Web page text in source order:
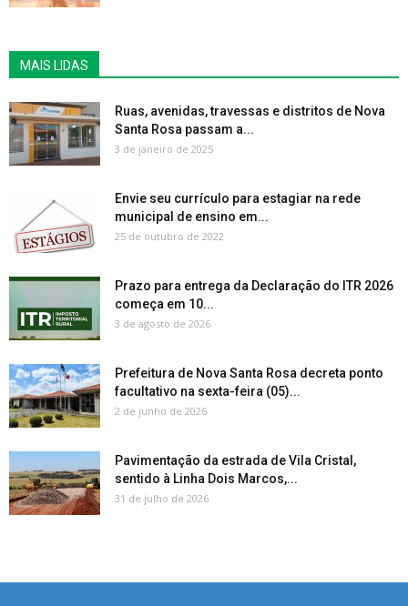
MAIS LIDAS
Ruas, avenidas, travessas e distritos de Nova
Santa Rosa passam a...
3 de janeiro de 2025
Envie seu currículo para estagiar na rede
municipal de ensino em...
25 de outubro de 2022
Prazo para entrega da Declaração do ITR 2026
começa em 10...
3 de agosto de 2026
Prefeitura de Nova Santa Rosa decreta ponto
facultativo na sexta-feira (05)...
2 de junho de 2026
Pavimentação da estrada de Vila Cristal,
sentido à Linha Dois Marcos,...
31 de julho de 2026